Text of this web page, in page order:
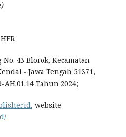
No. 43 Blorok, Kecamatan
- Jawa Tengah 51371,
AH.01.14 Tahun 2024;
, website